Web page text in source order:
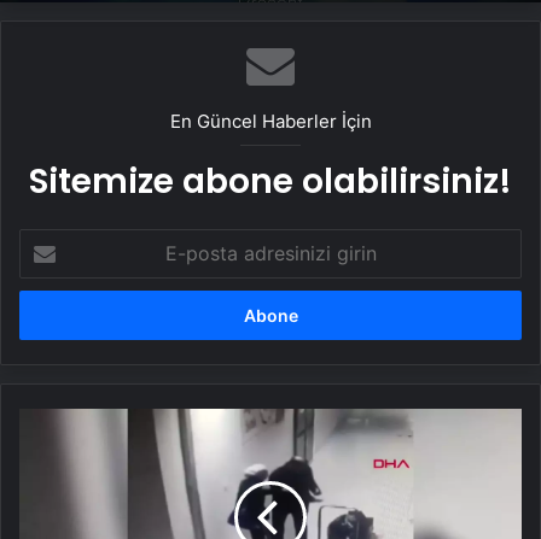
En Güncel Haberler İçin
Sitemize abone olabilirsiniz!
posta
adresinizi